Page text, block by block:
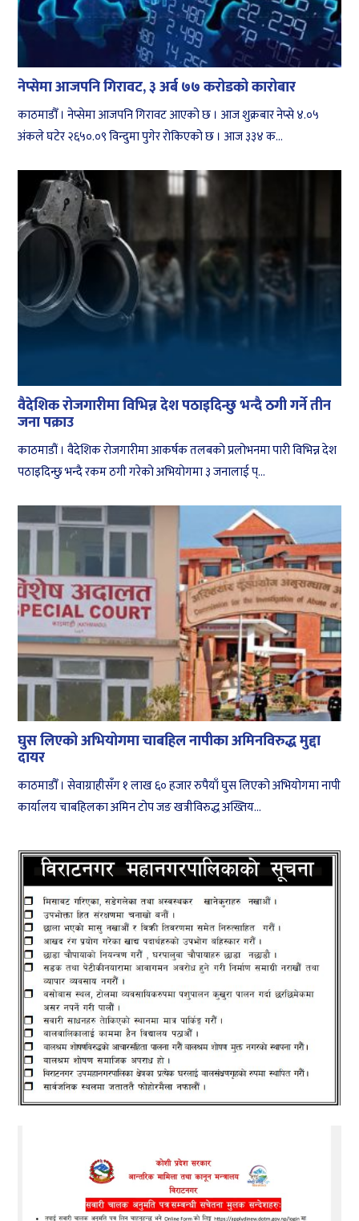
नेप्सेमा आजपनि गिरावट, ३ अर्ब ७७ करोडको कारोबार
काठमाडौँ । नेप्सेमा आजपनि गिरावट आएको छ । आज शुक्रबार नेप्से ४.०५
अंकले घटेर २६५०.०९ विन्दुमा पुगेर रोकिएको छ । आज ३३४ क...
वैदेशिक रोजगारीमा विभिन्न देश पठाइदिन्छु भन्दै ठगी गर्ने तीन
जना पक्राउ
काठमाडौं । वैदेशिक रोजगारीमा आकर्षक तलबको प्रलोभनमा पारी विभिन्न देश
पठाइदिन्छु भन्दै रकम ठगी गरेको अभियोगमा ३ जनालाई प्...
घुस लिएको अभियोगमा चाबहिल नापीका अमिनविरुद्ध मुद्दा
दायर
काठमाडौँ । सेवाग्राहीसँग १ लाख ६० हजार रुपैयाँ घुस लिएको अभियोगमा नापी
कार्यालय चाबहिलका अमिन टोप जङ खत्रीविरुद्ध अख्तिय...